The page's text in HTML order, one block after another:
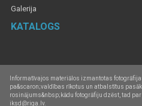
Galerija
KATALOGS
Informatīvajos materiālos izmantotas
pa&scaron;valdības rīkotus un atbalstītus
rosinājums&nbsp;kādu fotogrāfiju dzēst, tad
iksd@riga.lv.